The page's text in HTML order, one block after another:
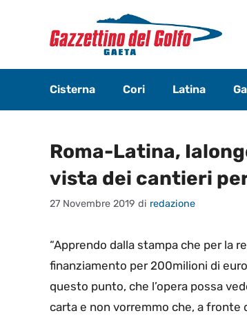
contenuto
Cisterna Cori Latina
Roma-Latina,
vista dei cantieri
27 Novembre 2019 di redazione
“Apprendo dalla stampa che per la
finanziamento per 200milioni di
questo punto, che l’opera possa
carta e non vorremmo che, a fronte